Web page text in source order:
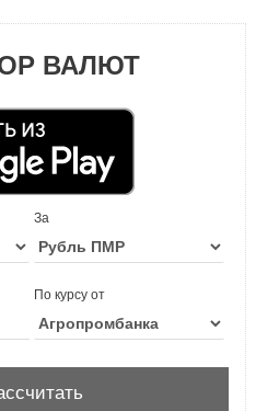
ВАЛЮТ
За
По курсу от